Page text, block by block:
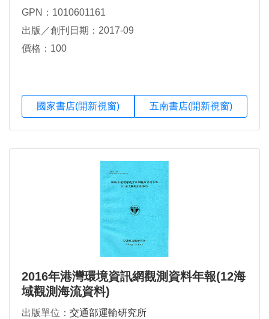
GPN：1010601161
出版／創刊日期：2017-09
價格：100
國家書店(開新視窗) 五南書店(開新視窗)
2016年港灣環境資訊網觀測資料年報(12海
域觀測海流資料)
出版單位： 交通部運輸研究所